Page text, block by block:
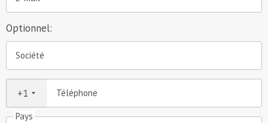
Optionnel:
Société
Téléphone
+1
Pays